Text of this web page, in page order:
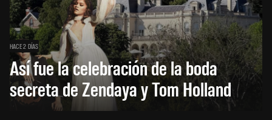
HACE 2 DÍAS
Así fue la celebración de la boda
secreta de Zendaya y Tom Holland